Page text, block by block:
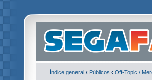
Índice general ‹ Públicos ‹ Off-Topic /